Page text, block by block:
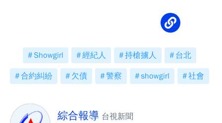
Showgirl 經紀人 持槍擄人 台北
合約糾紛 欠債 警察 showgirl 社會
綜合報導 台視新聞